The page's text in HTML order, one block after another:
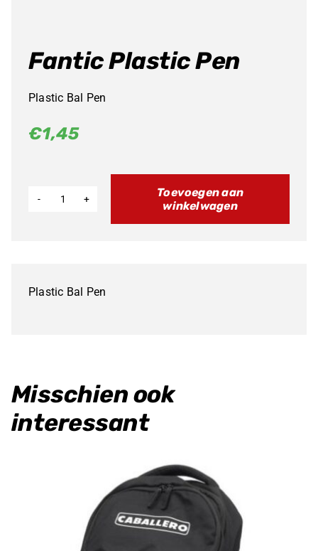
Fantic Plastic Pen
Plastic Bal Pen
€1,45
Toevoegen aan
winkelwagen
Plastic Bal Pen
Misschien ook
interessant